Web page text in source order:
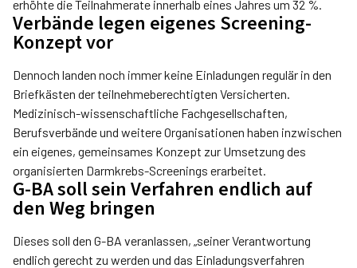
erhöhte die Teilnahmerate innerhalb eines Jahres um 32 %.
Verbände legen eigenes Screening-
Konzept vor
Dennoch landen noch immer keine Einladungen regulär in den
Briefkästen der teilnehmeberechtigten Versicherten.
Medizinisch-wissenschaftliche Fachgesellschaften,
Berufsverbände und weitere Organisationen haben inzwischen
ein eigenes, gemeinsames Konzept zur Umsetzung des
organisierten Darmkrebs-Screenings erarbeitet.
G-BA soll sein Verfahren endlich auf
den Weg bringen
Dieses soll den G-BA veranlassen, „seiner Verantwortung
endlich gerecht zu werden und das Einladungsverfahren